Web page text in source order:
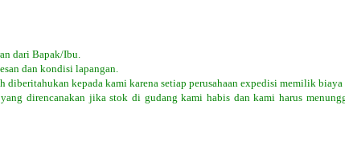
dari Bapak/Ibu.
dan kondisi lapangan.
kepada kami karena setiap perusahaan expedisi memilik biaya
direncanakan jika stok di gudang kami habis dan kami harus